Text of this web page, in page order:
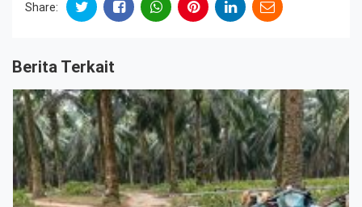
Share:
Berita Terkait